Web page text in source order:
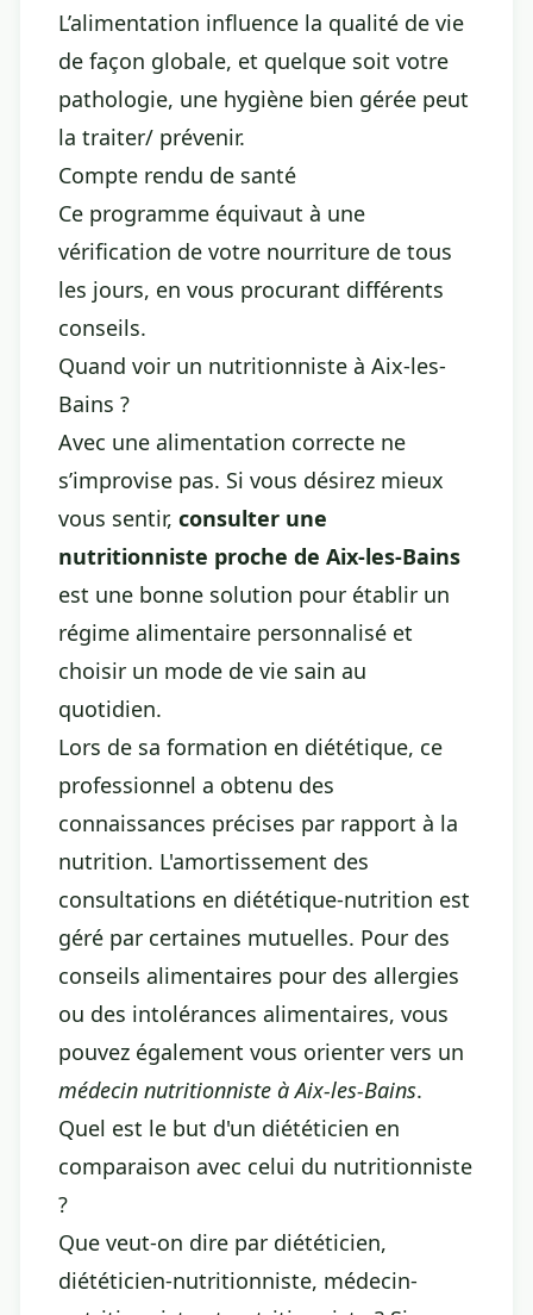
L’alimentation influence la qualité de vie
de façon globale, et quelque soit votre
pathologie, une hygiène bien gérée peut
la traiter/ prévenir.
Compte rendu de santé
Ce programme équivaut à une
vérification de votre nourriture de tous
les jours, en vous procurant différents
conseils.
Quand voir un nutritionniste à Aix-les-
Bains ?
Avec une alimentation correcte ne
s’improvise pas. Si vous désirez mieux
vous sentir, consulter une
nutritionniste proche de Aix-les-Bains
est une bonne solution pour établir un
régime alimentaire personnalisé et
choisir un mode de vie sain au
quotidien.
Lors de sa formation en diététique, ce
professionnel a obtenu des
connaissances précises par rapport à la
nutrition. L'amortissement des
consultations en diététique-nutrition est
géré par certaines mutuelles. Pour des
conseils alimentaires pour des allergies
ou des intolérances alimentaires, vous
pouvez également vous orienter vers un
médecin nutritionniste à Aix-les-Bains.
Quel est le but d'un diététicien en
comparaison avec celui du nutritionniste
?
Que veut-on dire par diététicien,
diététicien-nutritionniste, médecin-